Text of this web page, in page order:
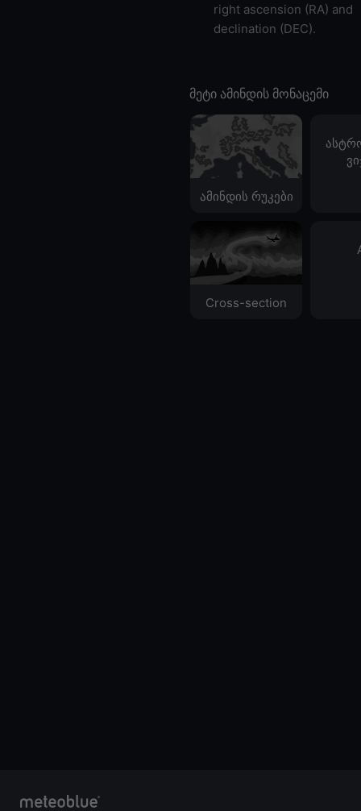
right ascension (RA) and
declination (DEC).
მეტი ამინდის მონაცემი
ამინდის რუკები
Cross-section